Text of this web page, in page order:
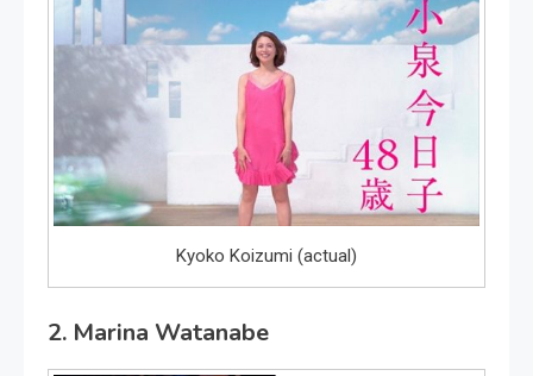
Kyoko Koizumi (actual)
2. Marina Watanabe